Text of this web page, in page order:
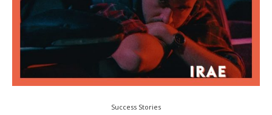
Success Stories